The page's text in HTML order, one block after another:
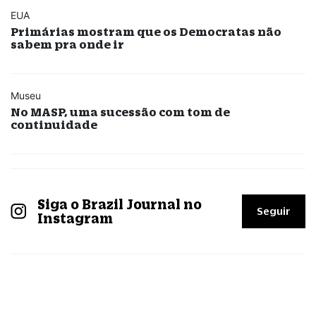
EUA
Primárias mostram que os Democratas não
sabem pra onde ir
Museu
No MASP, uma sucessão com tom de
continuidade
Siga o Brazil Journal no
Instagram
Seguir